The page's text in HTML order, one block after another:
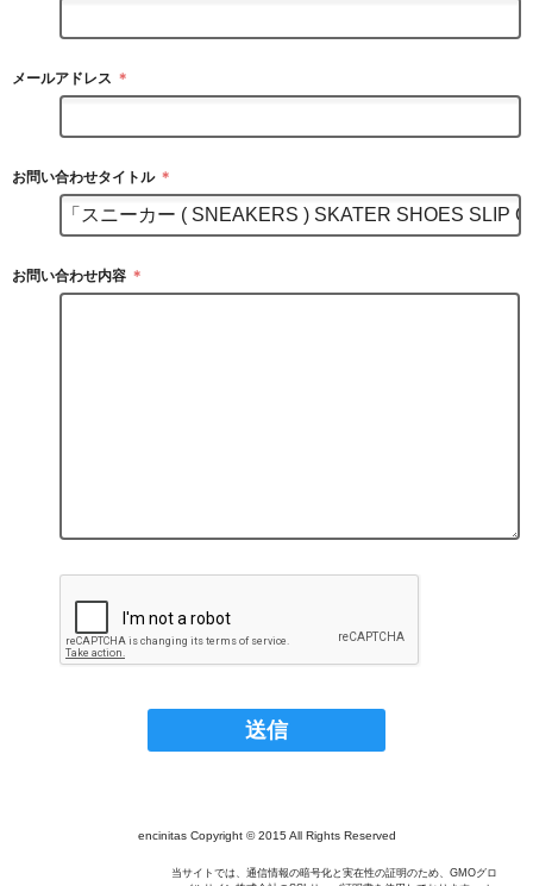
メールアドレス ＊
お問い合わせタイトル ＊
お問い合わせ内容 ＊
encinitas Copyright © 2015 All Rights Reserved
当サイトでは、通信情報の暗号化と実在性の証明のため、GMOグロ